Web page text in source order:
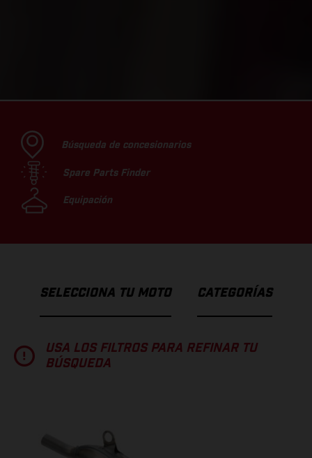
Búsqueda de concesionarios
Spare Parts Finder
Equipación
SELECCIONA TU MOTO CATEGORÍAS
USA LOS FILTROS PARA REFINAR TU
BÚSQUEDA